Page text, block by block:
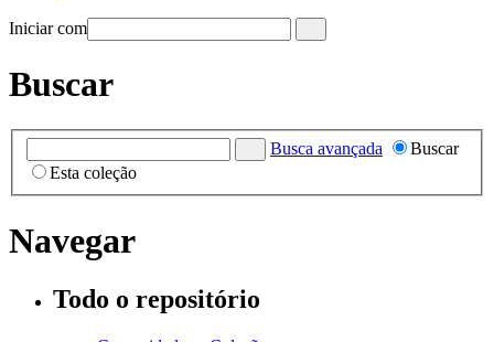
Iniciar com
Buscar
Busca avançada
Buscar
Esta coleção
Navegar
Todo o repositório